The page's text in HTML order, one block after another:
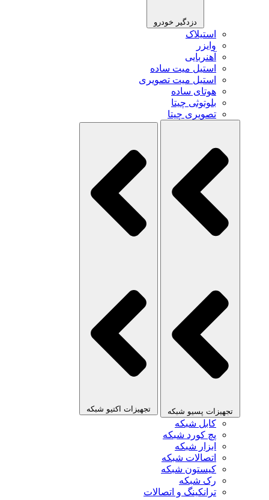
دزدگیر خودرو
استیلاک
وایزر
آهنربایی
استیل میت ساده
استیل میت تصویری
هوتای ساده
بلوتوثی چیتا
تصویری چیتا
تجهیزات پسیو شبکه تجهیزات اکتیو شبکه
کابل شبکه
پچ کورد شبکه
ابزار شبکه
اتصالات شبکه
کیستون شبکه
رک شبکه
ترانکینگ و اتصالات